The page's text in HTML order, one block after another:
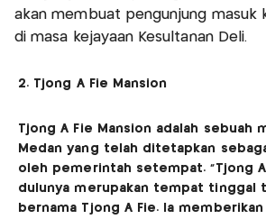
akan membuat pengunjung masuk
di masa kejayaan Kesultanan Deli.
2. Tjong A Fie Mansion
Tjong A Fie Mansion adalah sebuah
Medan yang telah ditetapkan
oleh pemerintah setempat. "Tjong A
dulunya merupakan tempat tinggal
bernama Tjong A Fie. Ia